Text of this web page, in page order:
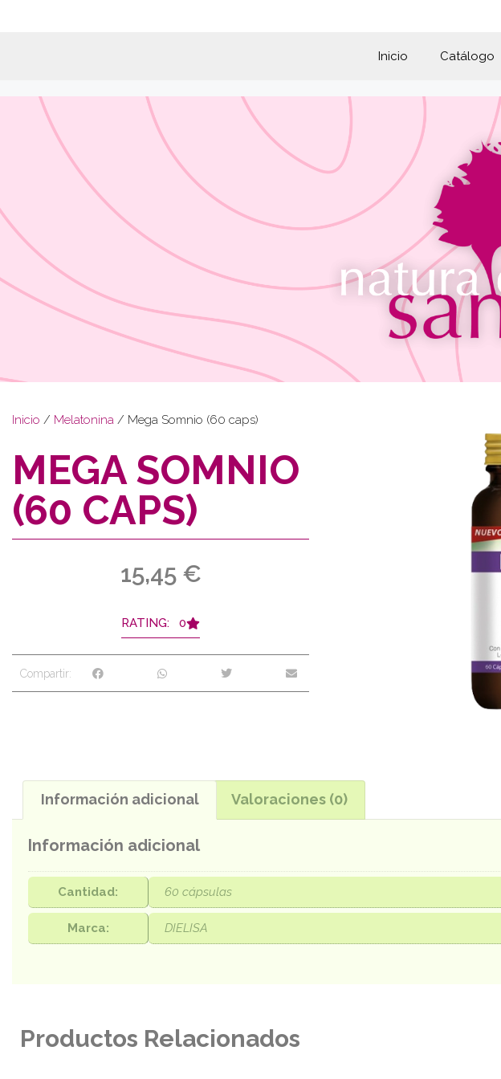
Inicio Catálogo
Inicio / Melatonina / Mega Somnio (60 caps)
MEGA SOMNIO
(60 CAPS)
15,45 €
RATING: 0
Compartir:
Información adicional Valoraciones (0)
Información adicional
Cantidad: 60 cápsulas
Marca: DIELISA
Productos Relacionados